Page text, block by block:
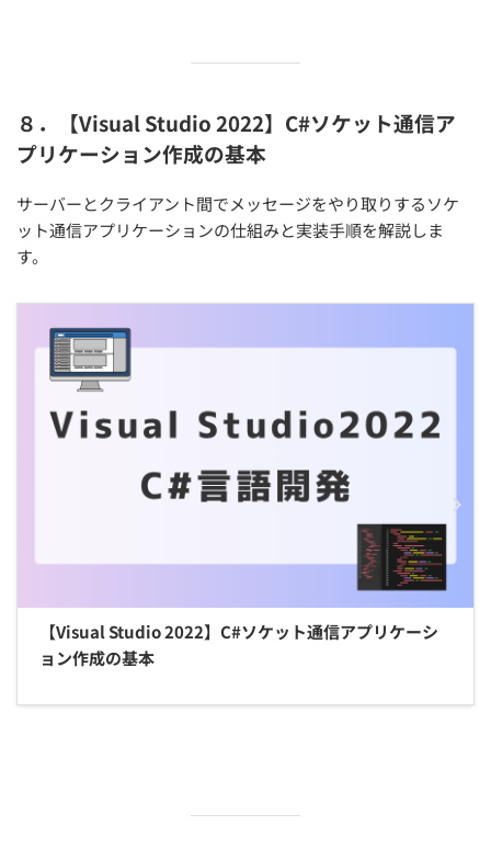
８．【Visual Studio 2022】C#ソケット通信ア
プリケーション作成の基本
サーバーとクライアント間でメッセージをやり取りするソケ
ット通信アプリケーションの仕組みと実装手順を解説しま
す。
【Visual Studio 2022】C#ソケット通信アプリケーシ
ョン作成の基本